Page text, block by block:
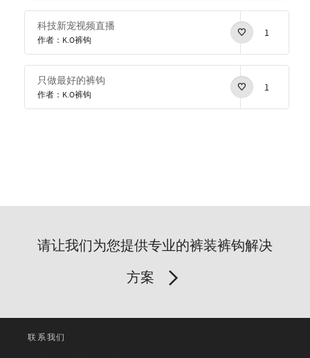
科技新宠视频直播
作者：K.O裤钩
1
只做最好的裤钩
作者：K.O裤钩
1
请让我们为您提供专业的裤装裤钩解决
方案
联系我们